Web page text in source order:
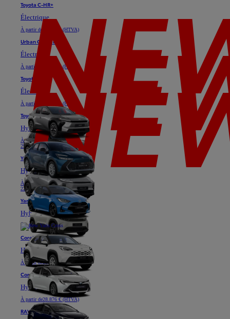
Toyota C-HR+
Électrique
À partir de 35.128 € (HTVA)
Urban Cruiser
Électrique
À partir de 29.747 € (HTVA)
Toyota bZ4X
Électrique
À partir de 37.025 € (HTVA)
Toyota C-HR
Hybride ou Plug-in Hybride
À partir de
24.611 € (HTVA)
29.739 €
Yaris
Hybride
À partir de
18.871 € (HTVA)
22.811 €
Yaris Cross
Hybride
À partir de25.576 € (HTVA)
Corolla Hatchback
Hybride
À partir de28.901 € (HTVA)
Corolla Touring Sports
Hybride
À partir de28.876 € (HTVA)
RAV4